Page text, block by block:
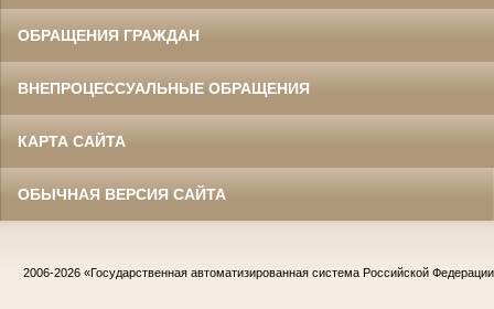
ОБРАЩЕНИЯ ГРАЖДАН
ВНЕПРОЦЕССУАЛЬНЫЕ ОБРАЩЕНИЯ
КАРТА САЙТА
ОБЫЧНАЯ ВЕРСИЯ САЙТА
2006-2026 «Государственная автоматизированная система Российской